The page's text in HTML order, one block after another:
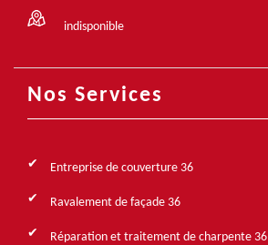
indisponible
Nos Services
Entreprise de couverture 36
Ravalement de façade 36
Réparation et traitement de charpente 36